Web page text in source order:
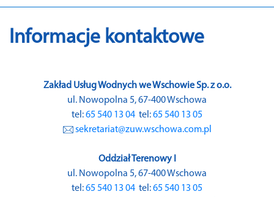
Informacje kontaktowe
Zakład Usług Wodnych we Wschowie Sp. z o.o.
ul. Nowopolna 5, 67-400 Wschowa
tel:65 540 13 04 tel:65 540 13 05
sekretariat@zuw.wschowa.com.pl
Oddział Terenowy I
ul. Nowopolna 5, 67-400 Wschowa
tel:65 540 13 04 tel:65 540 13 05